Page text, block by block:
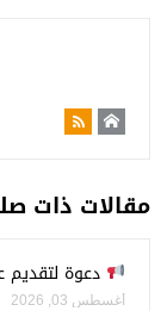
مقالات ذات
دعوة
أغسطس 03, 2026